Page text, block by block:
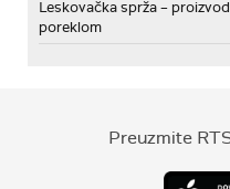
Leskovačka sprža –
poreklom
Preuzmite